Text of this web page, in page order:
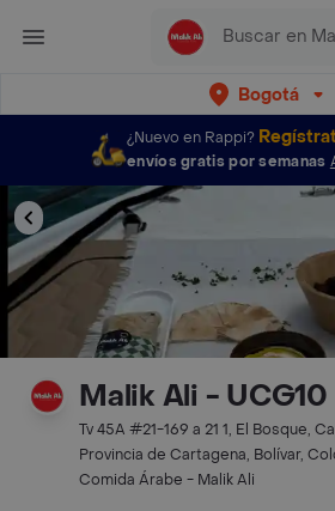
Bogotá
¿Nuevo en Rappi?
envíos gratis por semanas
Malik Ali - UCG10
Tv 45A #21-169 a 21 1, El Bosque,
Provincia de Cartagena, Bolívar,
Comida Árabe - Malik Ali